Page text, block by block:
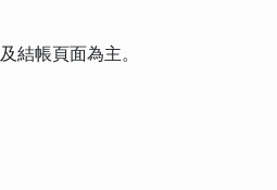
結帳頁面為主。